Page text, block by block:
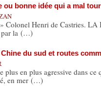
bonne idée qui a mal
Colonel Henri de Castries.
par la (…)
du sud et routes
en plus agressive dans ce
en mer (…)